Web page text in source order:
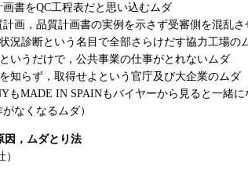
書をQC工程表だと思い込むムダ
画，品質計画書の実例を示さず受審側を混乱さ
況診断という名目で全部さらけだす協力工場の
いうだけで，公共事業の仕事がとれないムダ
知らず，取得せよという官庁及び大企業のムダ
もMADE IN SPAINもバイヤーから見ると一緒に
なくなるムダ）
因，ムダとり法